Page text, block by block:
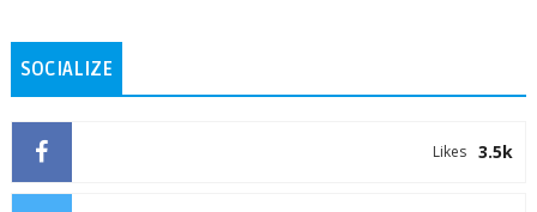
SOCIALIZE
3.5k
Likes